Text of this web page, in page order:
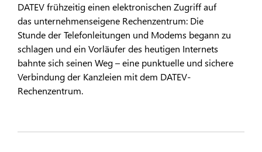
DATEV frühzeitig einen elektronischen Zugriff auf
das unternehmenseigene Rechenzentrum: Die
Stunde der Telefonleitungen und Modems begann zu
schlagen und ein Vorläufer des heutigen Internets
bahnte sich seinen Weg – eine punktuelle und sichere
Verbindung der Kanzleien mit dem DATEV-
Rechenzentrum.